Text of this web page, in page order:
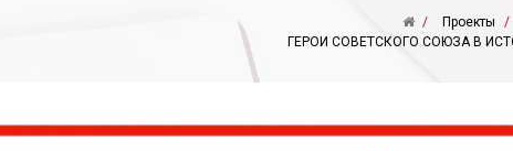
Проекты
ГЕРОИ СОВЕТСКОГО СОЮЗА В